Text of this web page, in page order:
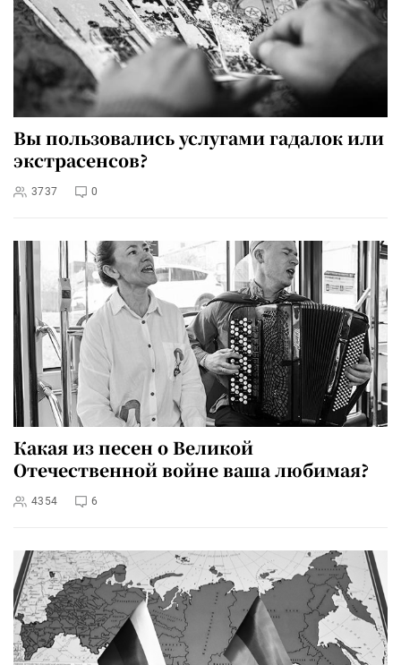
Вы пользовались услугами гадалок или
экстрасенсов?
3737 0
Какая из песен о Великой
Отечественной войне ваша любимая?
4354 6